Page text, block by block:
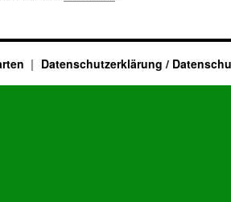
Datenschutzerklärung /